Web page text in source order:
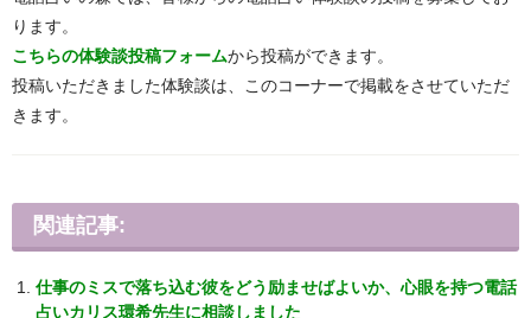
ります。
こちらの体験談投稿フォームから投稿ができます。
投稿いただきました体験談は、このコーナーで掲載をさせていただ
きます。
関連記事:
仕事のミスで落ち込む彼をどう励ませばよいか、心眼を持つ電話
占いカリス環希先生に相談しました